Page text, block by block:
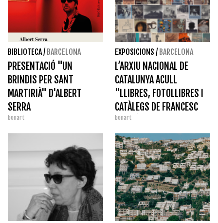
BIBLIOTECA/ BARCELONA
PRESENTACIÓ "UN
BRINDIS PER SANT
MARTIRIÀ" D'ALBERT
SERRA
bonart
EXPOSICIONS / BARCELONA
L’ARXIU NACIONAL DE
CATALUNYA ACULL
"LLIBRES, FOTOLLIBRES I
CATÀLEGS DE FRANCESC
CATALÀ-ROCA"
bonart